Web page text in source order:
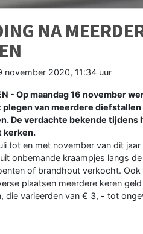
NA
november 2020, 11:34 uur
- Op maandag 16 november
van meerdere
De verdachte bekende tijdens
kerken.
tot en met november van dit
onbemande kraampjes langs
of brandhout verkocht.
plaatsen meerdere keren
die varieerden van € 3, - tot